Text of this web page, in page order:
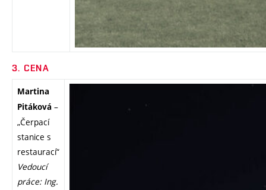
3. CENA
Martina
Pitáková –
„Čerpací
stanice s
restaurací“
Vedoucí
práce: Ing.